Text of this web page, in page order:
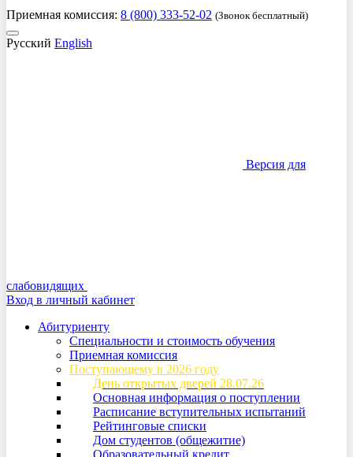
Приемная комиссия: 8 (800) 333-52-02 (Звонок бесплатный)
Русский English
Версия для
слабовидящих
Вход в личный кабинет
Абитуриенту
Специальности и стоимость обучения
Приемная комиссия
Поступающему в 2026 году
День открытых дверей 28.07.26
Основная информация о поступлении
Расписание вступительных испытаний
Рейтинговые списки
Дом студентов (общежитие)
Образовательный кредит